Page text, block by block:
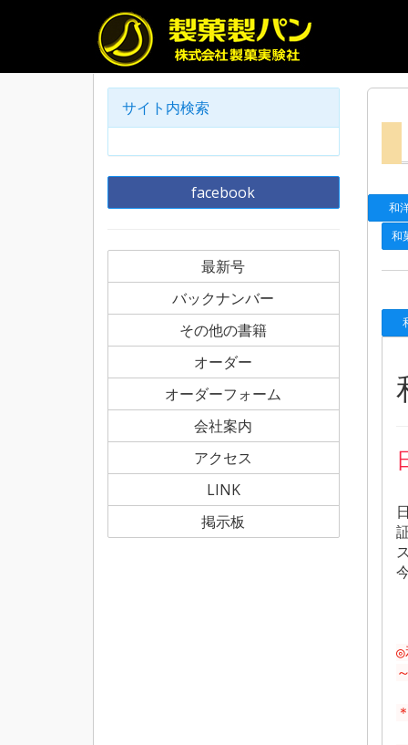
サイト内検索
facebook
最新号
バックナンバー
その他の書籍
オーダー
オーダーフォーム
会社案内
アクセス
LINK
掲示板
和
和
◎